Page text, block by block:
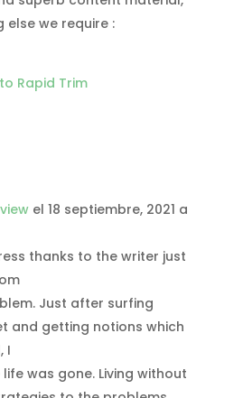
we require :
Rapid Trim
el 18 septiembre, 2021 a
thanks to the writer just
Just after surfing
and getting notions which
I
was gone. Living without